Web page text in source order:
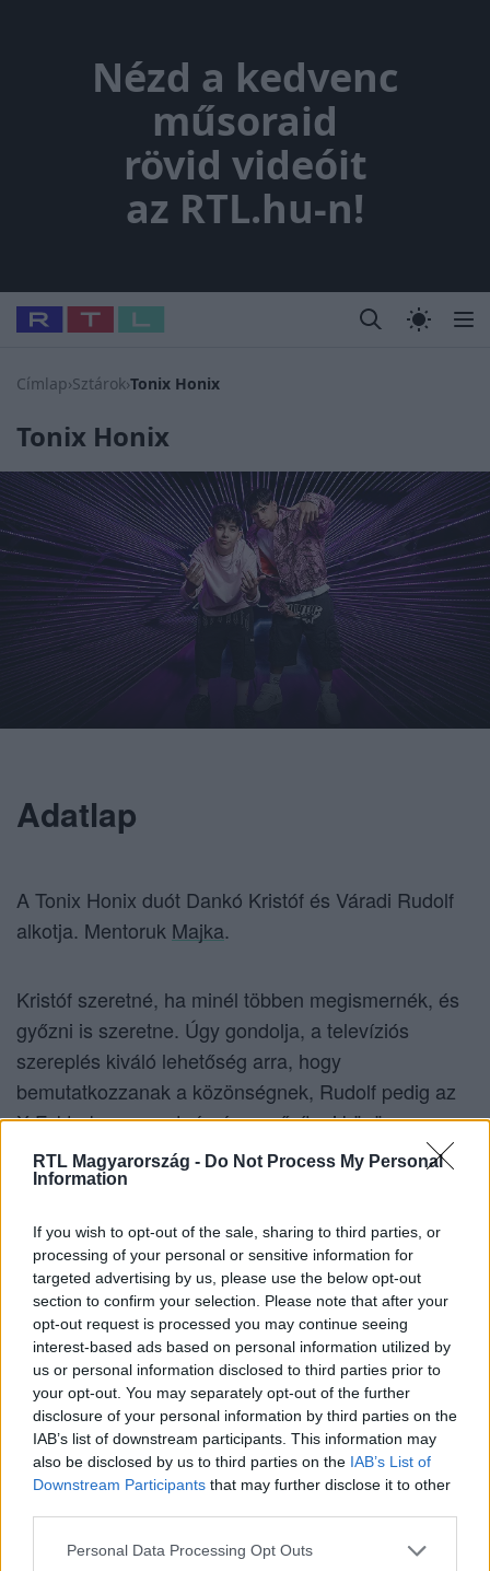
RTL Magyarország - Do Not Process My Personal
Information
If you wish to opt-out of the sale, sharing to third parties, or
processing of your personal or sensitive information for
targeted advertising by us, please use the below opt-out
section to confirm your selection. Please note that after your
opt-out request is processed you may continue seeing
interest-based ads based on personal information utilized by
us or personal information disclosed to third parties prior to
your opt-out. You may separately opt-out of the further
disclosure of your personal information by third parties on the
IAB’s list of downstream participants. This information may
also be disclosed by us to third parties on the IAB’s List of
Downstream Participants that may further disclose it to other
Please note that this website/app uses one or more Google
Personal Data Processing Opt Outs
Nézd a kedvenc
műsoraid
rövid videóit
az RTL.hu-n!
Legfrissebb RTL Híradó Randi Celeb
Babits Marcella Most Wanted #Gallusz
Címlap›Sztárok›Tonix Honix
Tonix Honix
Fókusz
Szlovákiai zsákfaluból az X-Faktor színpadára:
Tonix és Honix a zenével szeretne kitörni
Adatlap
A Tonix Honix duót Dankó Kristóf és Váradi Rudolf
alkotja. Mentoruk Majka.
Kristóf szeretné, ha minél többen megismernék, és
győzni is szeretne. Úgy gondolja, a televíziós
szereplés kiváló lehetőség arra, hogy
bemutatkozzanak a közönségnek, Rudolf pedig az
X-Faktorban szeretné népszerűsíteni közös
zenéiket. A szövegírást versíró szakkörrel kezdte,
hiszen ott kedvelte meg a műfajt.
Örültek, amikor kiderült, hogy Majka lesz a
mentoruk, mert úgy érzik, hasonló stílust
képviselnek, és ugyanabban a zenei világban
mozognak.